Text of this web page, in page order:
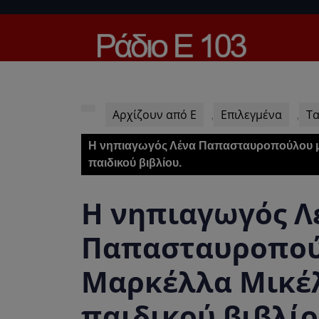
Αρχίζουν από Ε , Επιλεγμένα ,
Η νηπιαγωγός Λένα Παπασταυροπούλου
παιδικού βιβλίου.
Η νηπιαγωγός
Μαρκέλλα